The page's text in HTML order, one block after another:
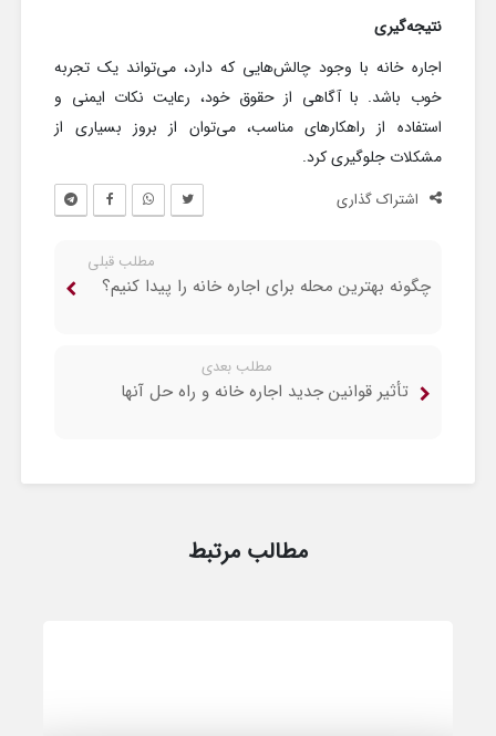
نتیجه‌گیری
اجاره خانه با وجود چالش‌هایی که دارد، می‌تواند یک تجربه
خوب باشد. با آگاهی از حقوق خود، رعایت نکات ایمنی و
استفاده از راهکارهای مناسب، می‌توان از بروز بسیاری از
مشکلات جلوگیری کرد.
اشتراک گذاری
مطلب قبلی
چگونه بهترین محله برای اجاره خانه را پیدا کنیم؟
مطلب بعدی
تأثیر قوانین جدید اجاره خانه و راه حل‌ آنها
مطالب مرتبط